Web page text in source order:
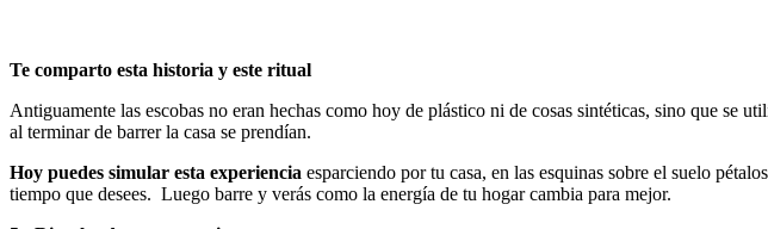
Te comparto esta historia y este ritual
Antiguamente las escobas no eran hechas como hoy de plástico ni de cosas sintéticas, sino que se
al terminar de barrer la casa se prendían.
Hoy puedes simular esta experiencia esparciendo por tu casa, en las esquinas sobre el suelo
tiempo que desees. Luego barre y verás como la energía de tu hogar cambia para mejor.